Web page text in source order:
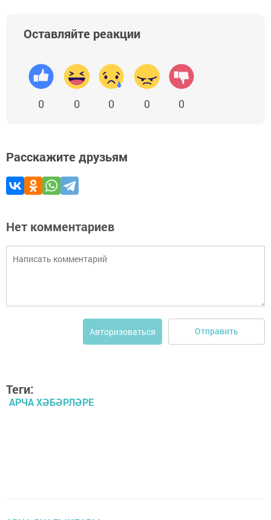
Оставляйте реакции
0 0 0 0 0
Расскажите друзьям
Нет комментариев
Авторизоваться Отправить
Теги:
АРЧА ХӘБӘРЛӘРЕ